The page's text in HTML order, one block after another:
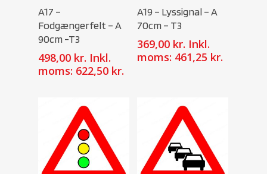
A17 –
Fodgængerfelt – A
90cm -T3
498,00 kr. Inkl.
moms: 622,50 kr.
A19 – Lyssignal – A
70cm – T3
369,00 kr. Inkl.
moms: 461,25 kr.